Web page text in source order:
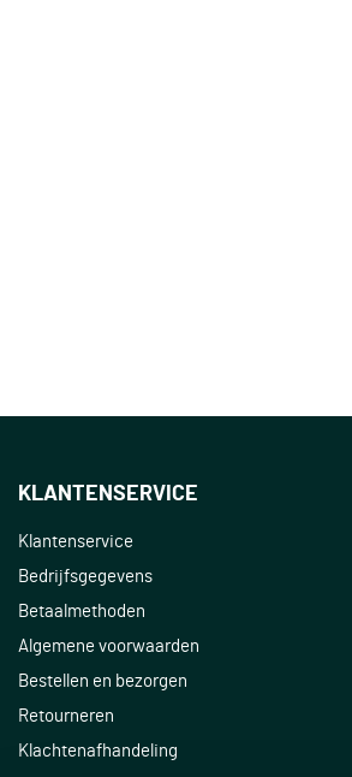
KLANTENSERVICE
Klantenservice
Bedrijfsgegevens
Betaalmethoden
Algemene voorwaarden
Bestellen en bezorgen
Retourneren
Klachtenafhandeling